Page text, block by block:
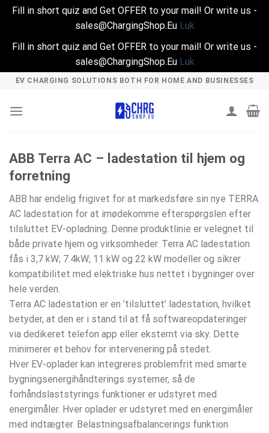
Fill in short quiz and Get OFFER to your mail! Or write us -
sales@ChargingShop.Eu Luk
Fill in short quiz and Get OFFER to your mail! Or write us -
sales@ChargingShop.Eu Luk
Skip
content
EV CHARGING SOLUTIONS BOTH FOR HOME AND BUSINESSES
ABB Terra AC – ladestation til hjem og
forretning
ABB har endelig frigivet for at markedsføre sin nye TERRA
AC ladestation for at imødekomme efterspørgslen efter
tilsluttet EV-opladning. Denne produktlinie er velegnet til
både private hjem og virksomheder. Terra AC ladestation
fås i 3,7 kW; 7.4kW; 11 kW og 22 kW modeller og sikrer
kompatibilitet med elektriske hus nettet i bygninger over
hele verden.
Terra AC ladestation er en ’tilsluttet’ ladestation, hvilket
betyder, at den er i stand til at få softwareopdateringer
via dedikeret telefon app eller eksternt via sky. Dette
minimerer et behov for intervenering på stedet.
Hver EV-oplader kan integreres problemfrit med smarte
bygningsenergihåndterings systemer, så de
forhåndslaststyrings funktioner er udstyret med
energimåler. Hver oplader er udstyret med en energimåler
med indtægter. Belastningsafbalancerings funktion